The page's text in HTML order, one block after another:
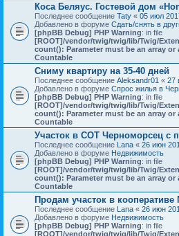
Коса Беляус. Гостевой дом
Последнее сообщение Taty « 05 июл
Добавлено в форуме Сдать/снять в
[phpBB Debug] PHP Warning: in file
[ROOT]/vendor/twig/twig/lib/Twig/
count(): Parameter must be an array
Countable
Сниму квартиру на 35-40 дней
Последнее сообщение Aleksandr01 « 27
Добавлено в форуме Спрос жилья в
[phpBB Debug] PHP Warning: in file
[ROOT]/vendor/twig/twig/lib/Twig/
count(): Parameter must be an array
Countable
Участок в СОТ Черноморсец с
Последнее сообщение Lana « 26 июн
Добавлено в форуме Недвижимость
[phpBB Debug] PHP Warning: in file
[ROOT]/vendor/twig/twig/lib/Twig/
count(): Parameter must be an array
Countable
Продам участок в кооперативе
Последнее сообщение Lana « 26 июн
Добавлено в форуме Недвижимость
[phpBB Debug] PHP Warning: in file
[ROOT]/vendor/twig/twig/lib/Twig/